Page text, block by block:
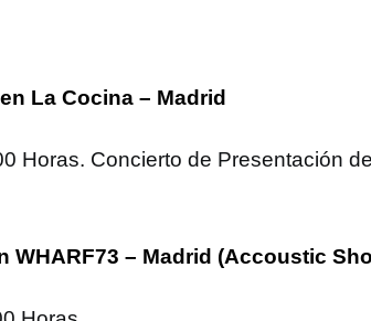
La Cocina – Madrid
Horas. Concierto de Presentación
WHARF73 – Madrid (Accoustic